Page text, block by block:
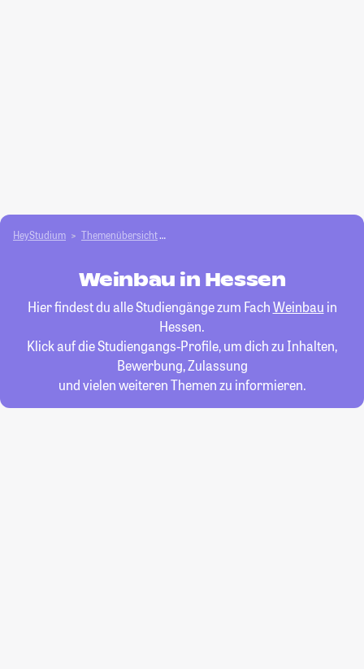
HeyStudium Themenübersicht
Weinbau in Hessen
Hier findest du alle Studiengänge zum FachWeinbau in
Hessen.
Klick auf die Studiengangs-Profile, um dich zu Inhalten,
Bewerbung, Zulassung
und vielen weiteren Themen zu informieren.